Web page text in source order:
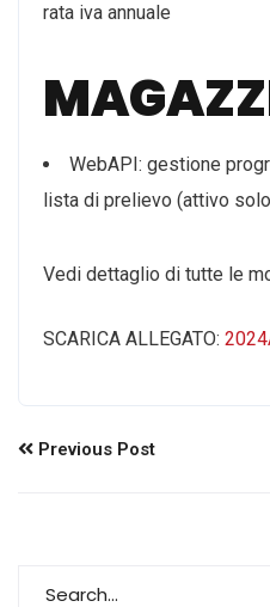
rata iva annuale
WebAPI: gestione
lista di prelievo (attivo
Vedi dettaglio di tutte le
SCARICA ALLEGATO:
Previous Post